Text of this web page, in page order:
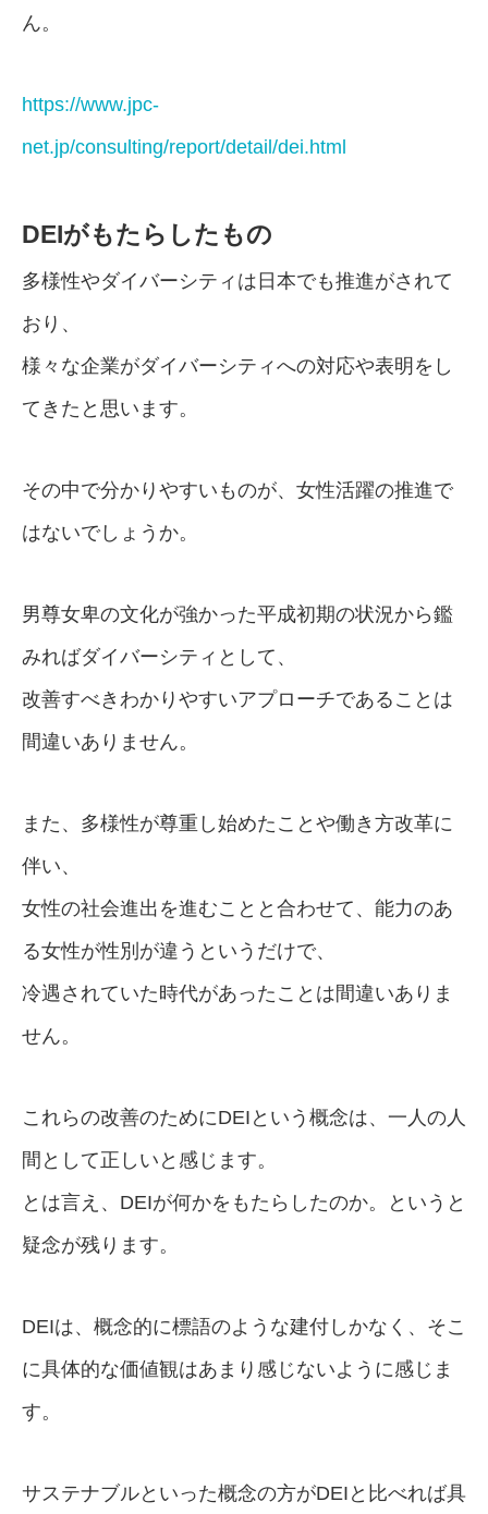
ん。
https://www.jpc-
net.jp/consulting/report/detail/dei.html
DEIがもたらしたもの
多様性やダイバーシティは日本でも推進がされて
おり、
様々な企業がダイバーシティへの対応や表明をし
てきたと思います。
その中で分かりやすいものが、女性活躍の推進で
はないでしょうか。
男尊女卑の文化が強かった平成初期の状況から鑑
みればダイバーシティとして、
改善すべきわかりやすいアプローチであることは
間違いありません。
また、多様性が尊重し始めたことや働き方改革に
伴い、
女性の社会進出を進むことと合わせて、能力のあ
る女性が性別が違うというだけで、
冷遇されていた時代があったことは間違いありま
せん。
これらの改善のためにDEIという概念は、一人の人
間として正しいと感じます。
とは言え、DEIが何かをもたらしたのか。というと
疑念が残ります。
DEIは、概念的に標語のような建付しかなく、そこ
に具体的な価値観はあまり感じないように感じま
す。
サステナブルといった概念の方がDEIと比べれば具